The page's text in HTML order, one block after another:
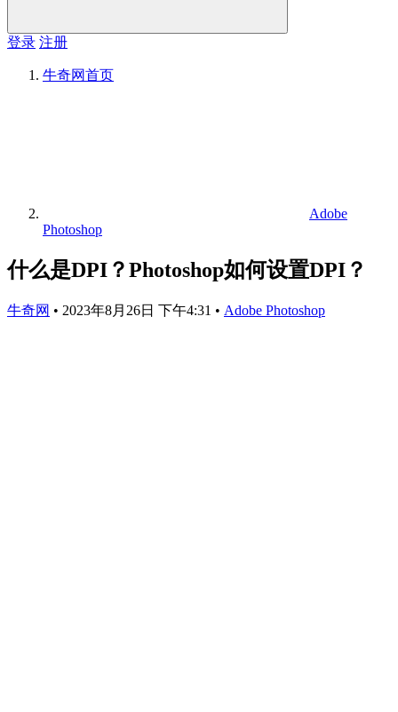
登录 注册
牛奇网首页
Adobe
Photoshop
什么是DPI？Photoshop如何设置DPI？
牛奇网 • 2023年8月26日 下午4:31 • Adobe Photoshop